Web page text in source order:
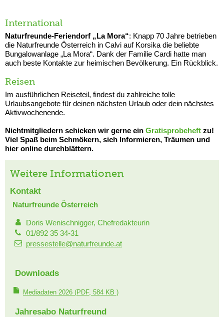
International
Naturfreunde-Feriendorf „La Mora“: Knapp 70 Jahre betrieben
die Naturfreunde Österreich in Calvi auf Korsika die beliebte
Bungalowanlage „La Mora“. Dank der Familie Cardi hatte man
auch beste Kontakte zur heimischen Bevölkerung. Ein Rückblick.
Reisen
Im ausführlichen Reiseteil, findest du zahlreiche tolle
Urlaubsangebote für deinen nächsten Urlaub oder dein nächstes
Aktivwochenende.
Nichtmitgliedern schicken wir gerne ein Gratisprobeheft zu!
Viel Spaß beim Schmökern, sich Informieren, Träumen und
hier online durchblättern.
Weitere Informationen
Kontakt
Naturfreunde Österreich
Doris Wenischnigger, Chefredakteurin
01/892 35 34-31
pressestelle@naturfreunde.at
Downloads
Mediadaten 2026 (PDF, 584 KB )
Jahresabo Naturfreund